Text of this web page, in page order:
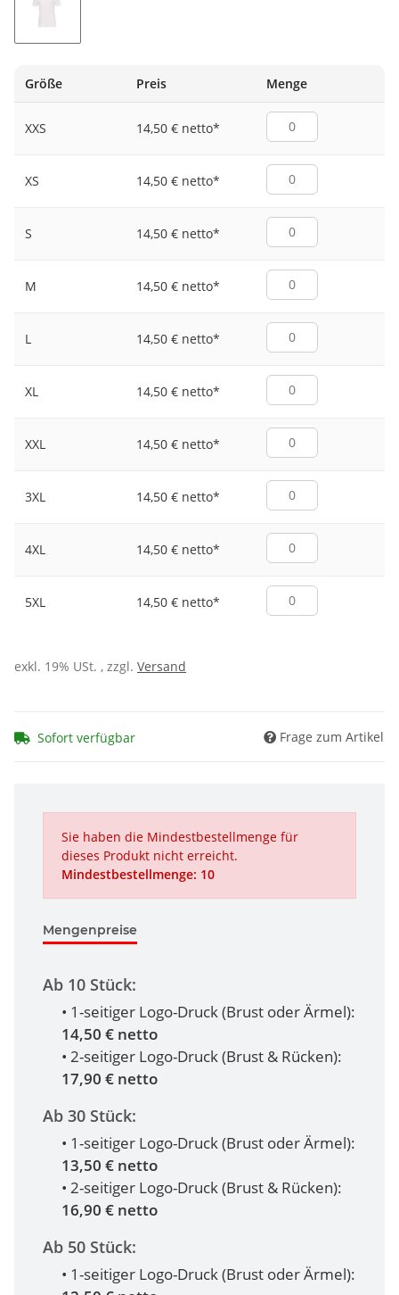
Größe
Preis Menge
XXS 14,50 € netto*
XS 14,50 € netto*
S 14,50 € netto*
M 14,50 € netto*
L 14,50 € netto*
XL 14,50 € netto*
XXL 14,50 € netto*
3XL 14,50 € netto*
4XL 14,50 € netto*
5XL 14,50 € netto*
exkl. 19% USt. , zzgl. Versand
Sofort verfügbar Frage zum Artikel
Sie haben die Mindestbestellmenge für
dieses Produkt nicht erreicht.
Mindestbestellmenge: 10
Mengenpreise
Ab 10 Stück:
• 1-seitiger Logo-Druck (Brust oder Ärmel):
14,50 € netto
• 2-seitiger Logo-Druck (Brust & Rücken):
17,90 € netto
Ab 30 Stück:
• 1-seitiger Logo-Druck (Brust oder Ärmel):
13,50 € netto
• 2-seitiger Logo-Druck (Brust & Rücken):
16,90 € netto
Ab 50 Stück:
• 1-seitiger Logo-Druck (Brust oder Ärmel):